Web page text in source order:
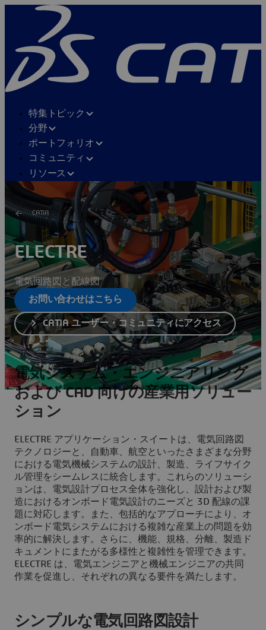
特集トピック
分野
ポートフォリオ
コミュニティ
リソース
CATIA
ELECTRE
電気回路図と配線図
お問い合わせはこちら
CATIA ユーザー・コミュニティにアクセス
電気システム・エンジニアリング
および CAD 向けの産業用ソリュー
ション
ELECTRE アプリケーション・スイートは、電気回路図
テクノロジーと、自動車、航空といったさまざまな分野
における電気機械システムの設計、製造、ライフサイク
ル管理をシームレスに統合します。これらのソリューシ
ョンは、電気設計プロセス全体を強化し、設計および製
造におけるオンボード電気設計のニーズと 3D 配線の課
題に対応します。また、包括的なアプローチにより、オ
ンボード電気システムにおける複雑な産業上の問題を効
率的に解決します。さらに、機能、規格、分離、製造ド
キュメントにまたがる多様性と複雑性を管理できます。
ELECTRE は、電気エンジニアと機械エンジニアの共同
作業を促進し、それぞれの異なる要件を満たします。
シンプルな電気回路図設計